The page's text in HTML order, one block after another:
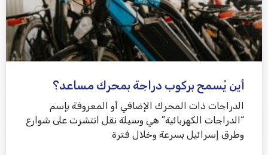
أين يُسمح بركوب دراجة بمحرك مساعد؟
الدراجات ذات المحرك الإضافي أو المعروفة بإسم
“الدراجات الكهربائية” هي وسيلة نقل انتشرت على شوارع
وطرق إسرائيل بسرعة وخلال فترة